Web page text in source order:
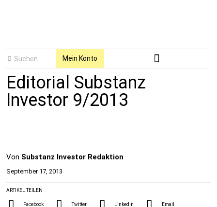
Mein Konto
Editorial Substanz
Investor 9/2013
Von Substanz Investor Redaktion
September 17, 2013
ARTIKEL TEILEN
Facebook Twitter LinkedIn Email